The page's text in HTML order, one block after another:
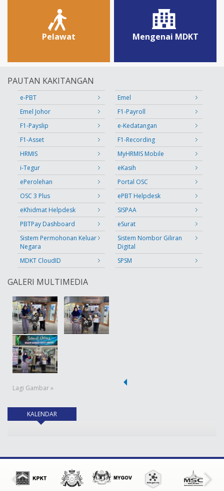
Pelawat Mengenai MDKT
PAUTAN KAKITANGAN
e-PBT
Emel
Emel Johor
F1-Payroll
F1-Payslip
e-Kedatangan
F1-Asset
F1-Recording
HRMIS
MyHRMIS Mobile
i-Tegur
eKasih
ePerolehan
Portal OSC
OSC 3 Plus
ePBT Helpdesk
eKhidmat Helpdesk
SISPAA
PBTPay Dashboard
eSurat
Sistem Permohonan Keluar
Negara
Sistem Nombor Giliran
Digital
MDKT CloudID
SPSM
GALERI MULTIMEDIA
Lagi Gambar »
KALENDAR